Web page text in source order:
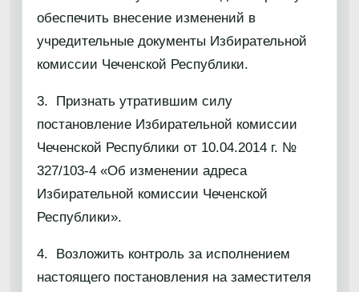
обеспечить внесение изменений в
учредительные документы Избирательной
комиссии Чеченской Республики.
3. Признать утратившим силу
постановление Избирательной комиссии
Чеченской Республики от 10.04.2014 г. №
327/103-4 «Об изменении адреса
Избирательной комиссии Чеченской
Республики».
4. Возложить контроль за исполнением
настоящего постановления на заместителя